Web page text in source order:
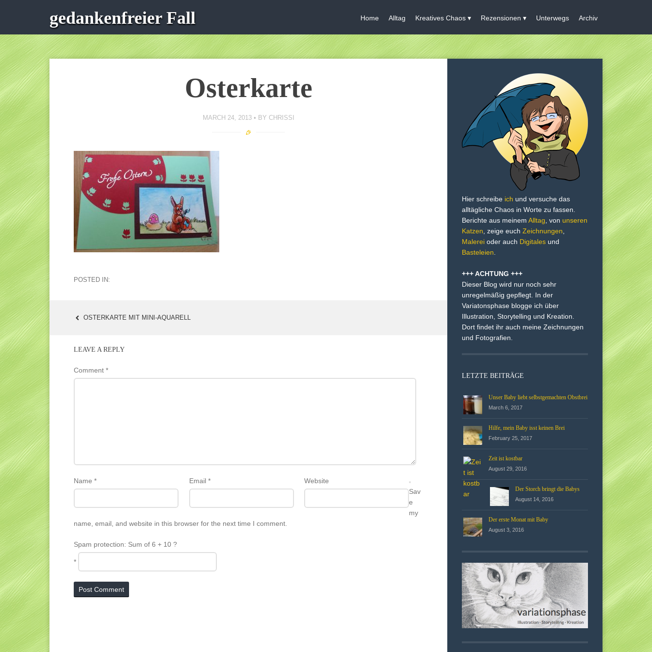
gedankenfreier Fall Home Alltag Kreatives Chaos Rezensionen Unterwegs Archiv
Osterkarte
MARCH 24, 2013 BY CHRISSI
POSTED IN:
POST
OSTERKARTE MIT MINI-AQUARELL
LEAVE A REPLY
Comment *
Name * Email *
Website
Sav
e
my
name, email, and website in this browser for the next time I comment.
Spam protection: Sum of 6 + 10 ?
*
Hier schreibe ich und versuche das
alltägliche Chaos in Worte zu fassen.
Berichte aus meinem Alltag , von unseren
Katzen , zeige euch Zeichnungen
Malerei oder auch Digitales und
Basteleien
+++ ACHTUNG +++
Dieser Blog wird nur noch sehr
unregelmäßig gepflegt. In der
Variatonsphase blogge ich über
Illustration, Storytelling und Kreation.
Dort findet ihr auch meine Zeichnungen
und Fotografien.
LETZTE BEITRÄGE
Unser Baby liebt selbstgemachten Obstbrei
March 6, 2017
Hilfe, mein Baby isst keinen Brei
February 25, 2017
Zeit ist kostbar
August 29, 2016
Der Storch bringt die Babys
August 14, 2016
Der erste Monat mit Baby
August 3, 2016